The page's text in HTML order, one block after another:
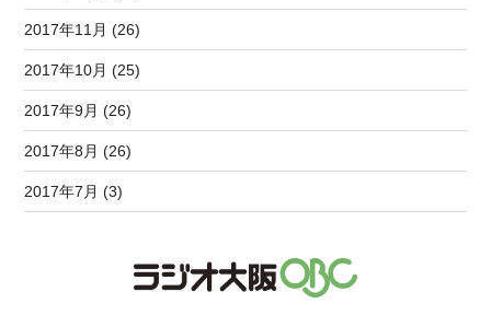
2017年11月 (26)
2017年10月 (25)
2017年9月 (26)
2017年8月 (26)
2017年7月 (3)